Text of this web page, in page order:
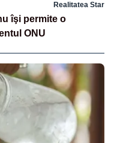
Realitatea Star
îşi permite o
ONU